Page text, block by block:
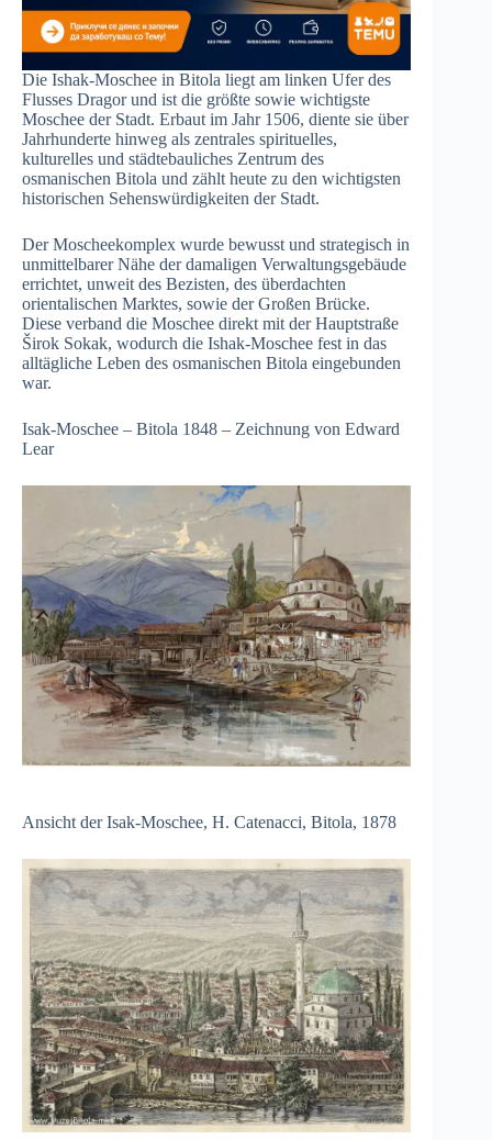
Die Ishak-Moschee in Bitola liegt am linken Ufer des
Flusses Dragor und ist die größte sowie wichtigste
Moschee der Stadt. Erbaut im Jahr 1506, diente sie über
Jahrhunderte hinweg als zentrales spirituelles,
kulturelles und städtebauliches Zentrum des
osmanischen Bitola und zählt heute zu den wichtigsten
historischen Sehenswürdigkeiten der Stadt.
Der Moscheekomplex wurde bewusst und strategisch in
unmittelbarer Nähe der damaligen Verwaltungsgebäude
errichtet, unweit des Bezisten, des überdachten
orientalischen Marktes, sowie der Großen Brücke.
Diese verband die Moschee direkt mit der Hauptstraße
Širok Sokak, wodurch die Ishak-Moschee fest in das
alltägliche Leben des osmanischen Bitola eingebunden
war.
Isak-Moschee – Bitola 1848 – Zeichnung von Edward
Lear
Ansicht der Isak-Moschee, H. Catenacci, Bitola, 1878